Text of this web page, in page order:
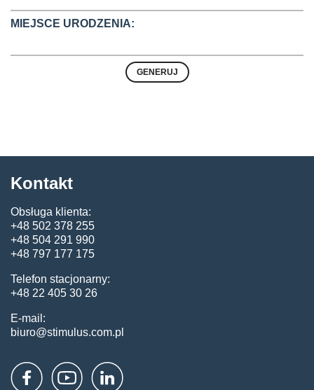
MIEJSCE URODZENIA:
Kontakt
Obsługa klienta:
+48 502 378 255
+48 504 291 990
+48 797 177 175
Telefon stacjonarny:
+48 22 405 30 26
E-mail:
biuro@stimulus.com.pl